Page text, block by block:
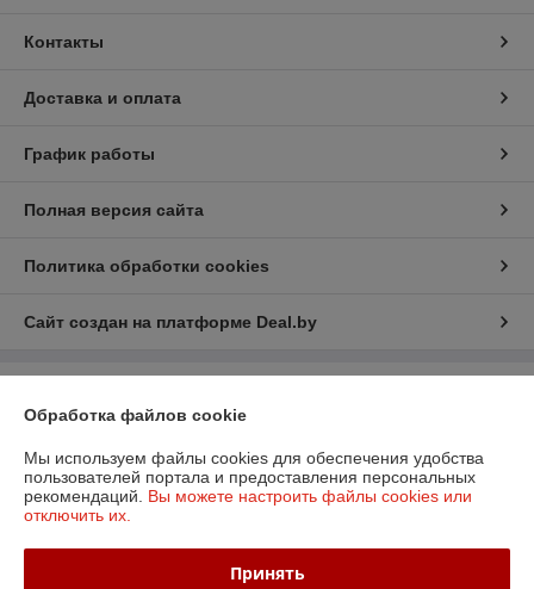
Контакты
Доставка и оплата
График работы
Полная версия сайта
Политика обработки cookies
Сайт создан на платформе Deal.by
г. Минск пр. Партизанский, 152-1а
Регистрационный номер ЕГР: 190706808
Регистрационный орган: Администрация Заводского района
Обработка файлов cookie
Мы используем файлы cookies для обеспечения удобства
пользователей портала и предоставления персональных
рекомендаций. Вы можете настроить файлы cookies или
отключить их.
Принять